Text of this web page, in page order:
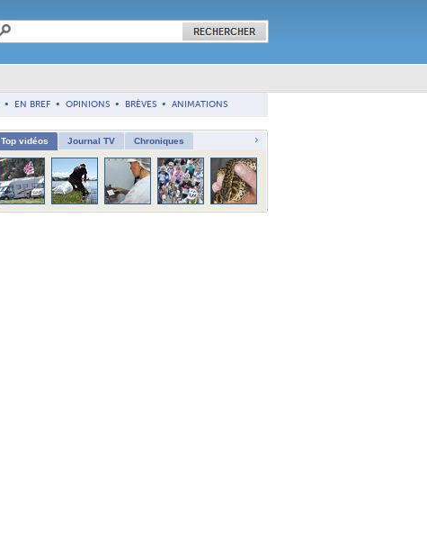
• EN BREF • OPINIONS • BRÈVES • ANIMATIONS
Top vidéos Journal TV Chroniques